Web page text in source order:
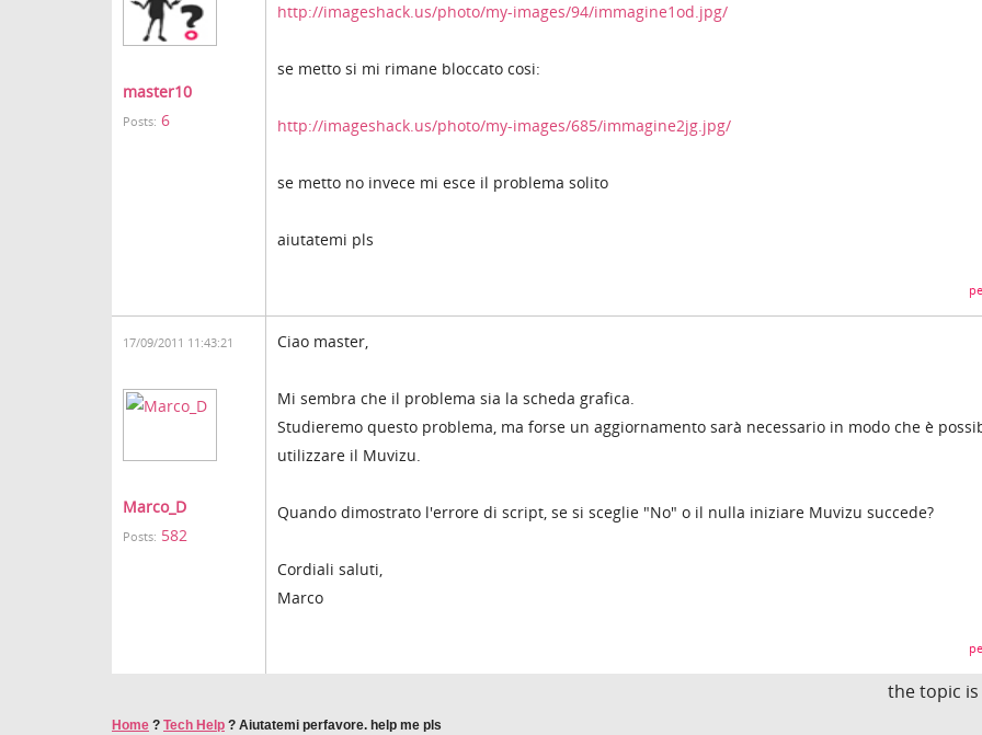
master10
Posts: 6
http://imageshack.us/photo/my-images/94/immagine1od.jpg/
se metto si mi rimane bloccato cosi:
http://imageshack.us/photo/my-images/685/immagine2jg.jpg/
se metto no invece mi esce il problema solito
aiutatemi pls
17/09/2011 11:43:21
Marco_D
Posts: 582
Ciao master,
Mi sembra che il problema sia la scheda grafica.
Studieremo questo problema, ma forse un aggiornamento sarà necessario in modo che è
utilizzare il Muvizu.
Quando dimostrato l'errore di script, se si sceglie "No" o il nulla iniziare Muvizu succede?
Cordiali saluti,
Marco
the topic is
Home ? Tech Help ? Aiutatemi perfavore. help me pls